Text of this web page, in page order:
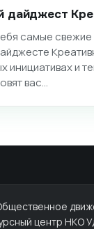
дайджест
самые свежие
инициативах и
вас…
центр НКО